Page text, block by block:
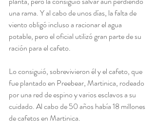
una rama. Y al cabo de unos días, la falta de
viento obligó incluso a racionar el agua
potable, pero el oficial utilizó gran parte de su
ración para el cafeto.
Lo consiguió, sobrevivieron él y el cafeto, que
fue plantado en Preebear, Martinica, rodeado
por una red de espino y varios esclavos a su
cuidado. Al cabo de 50 años había 18 millones
de cafetos en Martinica.